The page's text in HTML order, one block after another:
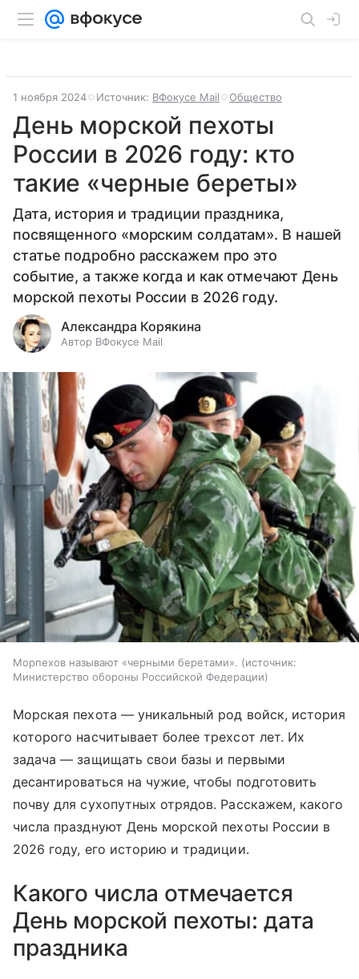
1 ноября 2024 Источник: ВФокусе Mail Общество
День морской пехоты
России в 2026 году: кто
такие «черные береты»
Дата, история и традиции праздника,
посвященного «морским солдатам». В нашей
статье подробно расскажем про это
событие, а также когда и как отмечают День
морской пехоты России в 2026 году.
Александра Корякина
Автор ВФокусе Mail
Морпехов называют «черными беретами».
источник:
Министерство обороны Российской Федерации
Морская пехота — уникальный род войск, история
которого насчитывает более трехсот лет. Их
задача — защищать свои базы и первыми
десантироваться на чужие, чтобы подготовить
почву для сухопутных отрядов. Расскажем, какого
числа празднуют День морской пехоты России в
2026 году, его историю и традиции.
Какого числа отмечается
День морской пехоты: дата
праздника